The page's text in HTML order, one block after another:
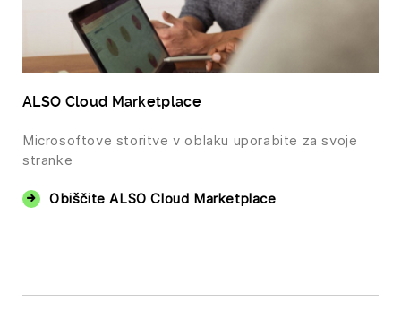
ALSO Cloud Marketplace
Microsoftove storitve v oblaku uporabite za svoje
stranke
Obiščite ALSO Cloud Marketplace